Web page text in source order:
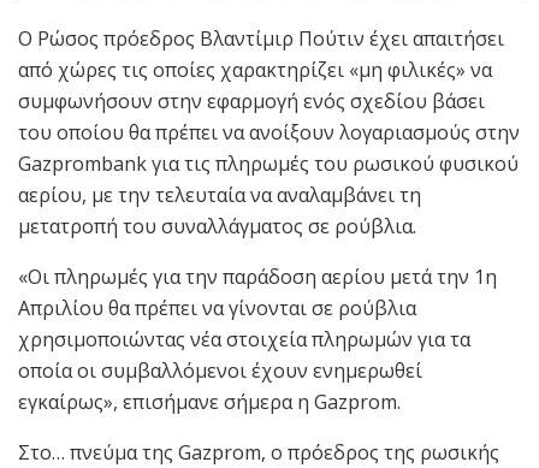
Ο Ρώσος πρόεδρος Βλαντίμιρ Πούτιν έχει απαιτήσει
από χώρες τις οποίες χαρακτηρίζει «μη φιλικές» να
συμφωνήσουν στην εφαρμογή ενός σχεδίου βάσει
του οποίου θα πρέπει να ανοίξουν λογαριασμούς στην
Gazprombank για τις πληρωμές του ρωσικού φυσικού
αερίου, με την τελευταία να αναλαμβάνει τη
μετατροπή του συναλλάγματος σε ρούβλια.
«Οι πληρωμές για την παράδοση αερίου μετά την 1η
Απριλίου θα πρέπει να γίνονται σε ρούβλια
χρησιμοποιώντας νέα στοιχεία πληρωμών για τα
οποία οι συμβαλλόμενοι έχουν ενημερωθεί
εγκαίρως», επισήμανε σήμερα η Gazprom.
Στο… πνεύμα της Gazprom, ο πρόεδρος της ρωσικής